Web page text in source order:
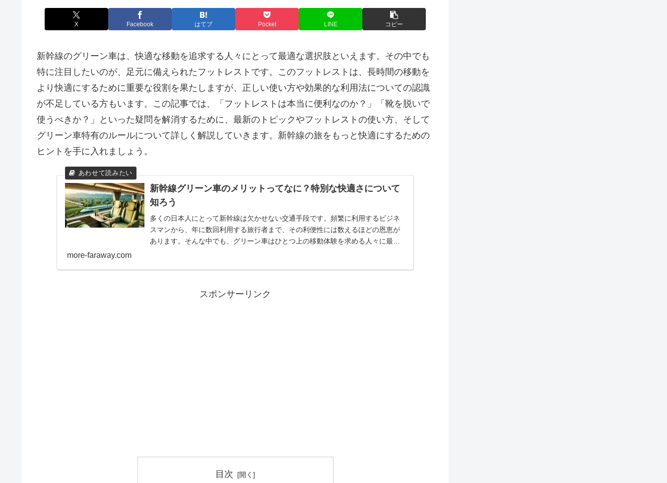
X Facebook はてブ Pocket LINE コピー
新幹線のグリーン車は、快適な移動を追求する人々にとって最適な選択肢といえます。その中でも
特に注目したいのが、足元に備えられたフットレストです。このフットレストは、長時間の移動を
より快適にするために重要な役割を果たしますが、正しい使い方や効果的な利用法についての認識
が不足している方もいます。この記事では、「フットレストは本当に便利なのか？」「靴を脱いで
使うべきか？」といった疑問を解消するために、最新のトピックやフットレストの使い方、そして
グリーン車特有のルールについて詳しく解説していきます。新幹線の旅をもっと快適にするための
ヒントを手に入れましょう。
新幹線グリーン車のメリットってなに？特別な快適さについて
知ろう
多くの日本人にとって新幹線は欠かせない交通手段です。頻繁に利用するビジネ
スマンから、年に数回利用する旅行者まで、その利便性には数えるほどの恩恵が
あります。そんな中でも、グリーン車はひとつ上の移動体験を求める人々に最適
more-faraway.com
スポンサーリンク
目次